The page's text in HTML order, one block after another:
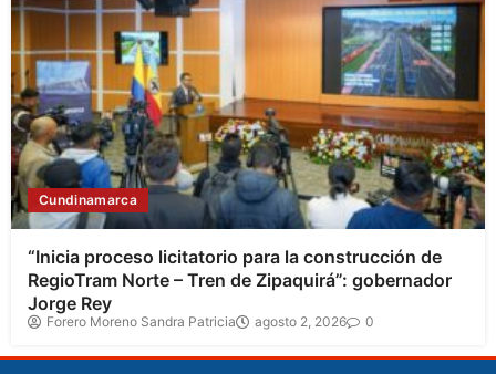
Cundinamarca
“Inicia proceso licitatorio para la construcción de
RegioTram Norte – Tren de Zipaquirá”: gobernador
Jorge Rey
Forero Moreno Sandra Patricia agosto 2, 2026 0